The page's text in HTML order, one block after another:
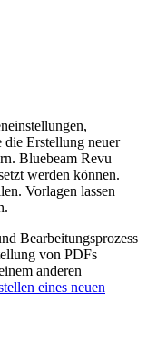
die Erstellung neuer
Bluebeam Revu
werden können.
Vorlagen lassen
Bearbeitungsprozess
von PDFs
anderen
eines neuen